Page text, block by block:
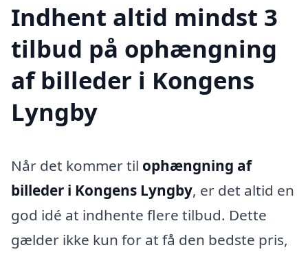
Indhent altid mindst 3
tilbud på ophængning
af billeder i Kongens
Lyngby
Når det kommer til ophængning af
billeder i Kongens Lyngby, er det altid en
god idé at indhente flere tilbud. Dette
gælder ikke kun for at få den bedste pris,